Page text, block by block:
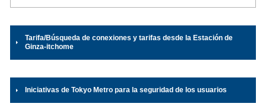
Tarifa/Búsqueda de conexiones y tarifas desde la Estación de
Ginza-itchome
Iniciativas de Tokyo Metro para la seguridad de los usuarios